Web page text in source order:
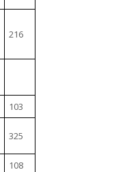
216
103
325
108